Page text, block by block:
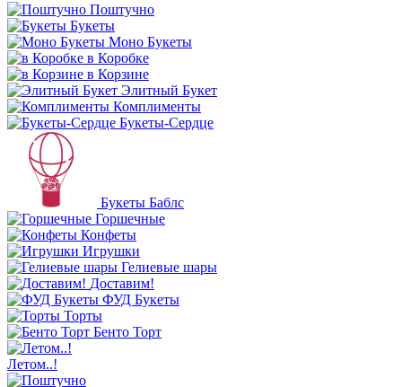
Поштучно
Букеты
Моно Букеты
в Коробке
в Корзине
Элитный Букет
Комплименты
Букеты-Сердце
Букеты Баблс
Горшечные
Конфеты
Игрушки
Гелиевые шары
Доставим!
ФУД Букеты
Торты
Бенто Торт
Летом..!